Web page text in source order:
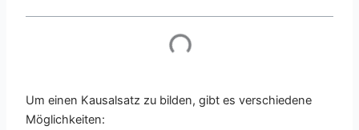
Um einen Kausalsatz zu bilden, gibt es verschiedene
Möglichkeiten: